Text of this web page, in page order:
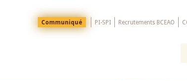
Menu
Top
Communiqué PI-SPI Recrutements BCEAO